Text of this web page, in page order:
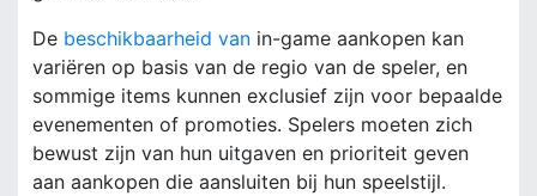
De beschikbaarheid van in-game aankopen kan
variëren op basis van de regio van de speler, en
sommige items kunnen exclusief zijn voor bepaalde
evenementen of promoties. Spelers moeten zich
bewust zijn van hun uitgaven en prioriteit geven
aan aankopen die aansluiten bij hun speelstijl.